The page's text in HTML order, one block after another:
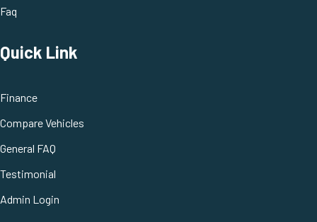
Faq
Quick Link
Finance
Compare Vehicles
General FAQ
Testimonial
Admin Login